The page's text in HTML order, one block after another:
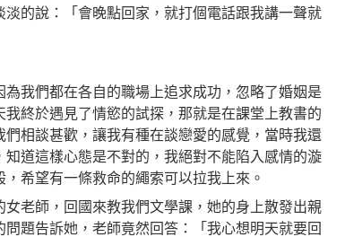
的說：「會晚點回家，就打個電話跟我講一聲就
我們都在各自的職場上追求成功，忽略了婚姻是
終於遇見了情慾的試探，那就是在課堂上教書的
相談甚歡，讓我有種在談戀愛的感覺，當時我還
道這樣心態是不對的，我絕對不能陷入感情的漩
希望有一條救命的繩索可以拉我上來。
老師，回國來教我們文學課，她的身上散發出親
題告訴她，老師竟然回答：「我心想明天就要回